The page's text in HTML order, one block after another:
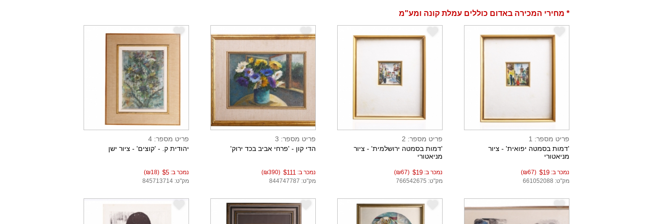
* מחירי המכירה באדום כוללים עמלת קונה ומע"מ
e
פריט מספר: 1
'דמות בסמטה יפואית' - ציור
מניאטורי
נמכר ב: $19
(₪67)
מק"ט: 661052088
פריט מספר: 2
'דמות בסמטה ירושלמית' - ציור
מניאטורי
נמכר ב: $19
(₪67)
מק"ט: 766542675
e
פריט מספר: 3
הדי קון - 'פרחי אביב בכד ירוק'
נמכר ב: $111
(₪390)
מק"ט: 844747787
e
פריט מספר: 4
יהודית ק. - 'קוצים' - ציור ישן
נמכר ב: $5
(₪18)
מק"ט: 845713714
e
e